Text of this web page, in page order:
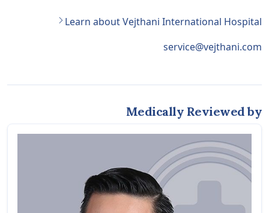
Learn about Vejthani International Hospital
service@vejthani.com
Medically Reviewed by